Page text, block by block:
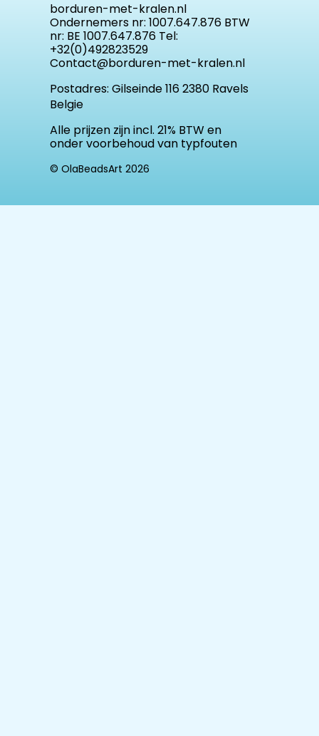
borduren-met-kralen.nl
Ondernemers nr: 1007.647.876 BTW
nr: BE 1007.647.876 Tel:
+32(0)492823529
Contact@borduren-met-kralen.nl
Postadres: Gilseinde 116 2380 Ravels
Belgie
Alle prijzen zijn incl. 21% BTW en
onder voorbehoud van typfouten
© OlaBeadsArt 2026